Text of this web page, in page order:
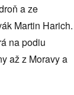
a ze
Martin Harich.
na podiu
až z Moravy a